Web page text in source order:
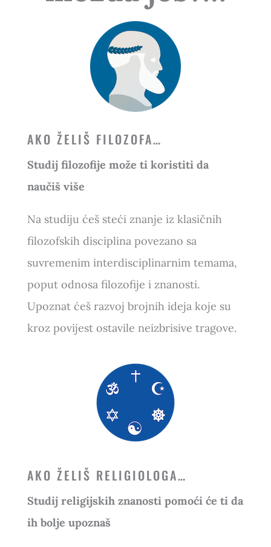
AKO ŽELIŠ FILOZOFA…
Studij filozofije može ti koristiti da
naučiš više
Na studiju ćeš steći znanje iz klasičnih
filozofskih disciplina povezano sa
suvremenim interdisciplinarnim temama,
poput odnosa filozofije i znanosti.
Upoznat ćeš razvoj brojnih ideja koje su
kroz povijest ostavile neizbrisive tragove.
AKO ŽELIŠ RELIGIOLOGA…
Studij religijskih znanosti pomoći će ti da
ih bolje upoznaš